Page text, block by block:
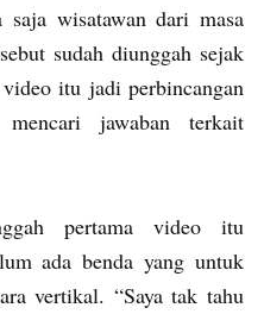
wisatawan dari masa
sudah diunggah sejak
itu jadi perbincangan
jawaban terkait
pertama video itu
ada benda yang untuk
vertikal. “Saya tak tahu